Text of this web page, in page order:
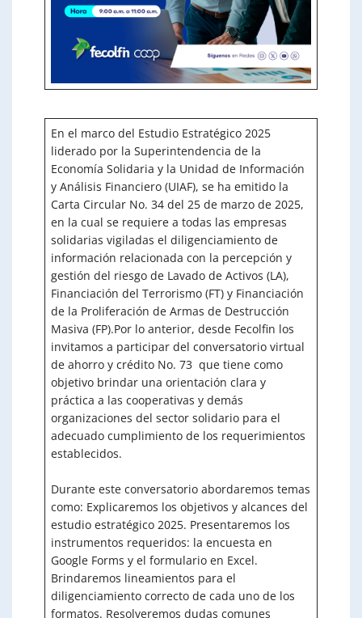
En el marco del Estudio Estratégico 2025
liderado por la Superintendencia de la
Economía Solidaria y la Unidad de Información
y Análisis Financiero (UIAF), se ha emitido la
Carta Circular No. 34 del 25 de marzo de 2025,
en la cual se requiere a todas las empresas
solidarias vigiladas el diligenciamiento de
información relacionada con la percepción y
gestión del riesgo de Lavado de Activos (LA),
Financiación del Terrorismo (FT) y Financiación
de la Proliferación de Armas de Destrucción
Masiva (FP).Por lo anterior, desde Fecolfin los
invitamos a participar del conversatorio virtual
de ahorro y crédito No. 73 que tiene como
objetivo brindar una orientación clara y
práctica a las cooperativas y demás
organizaciones del sector solidario para el
adecuado cumplimiento de los requerimientos
establecidos.
Durante este conversatorio abordaremos temas
como: Explicaremos los objetivos y alcances del
estudio estratégico 2025. Presentaremos los
instrumentos requeridos: la encuesta en
Google Forms y el formulario en Excel.
Brindaremos lineamientos para el
diligenciamiento correcto de cada uno de los
formatos. Resolveremos dudas comunes